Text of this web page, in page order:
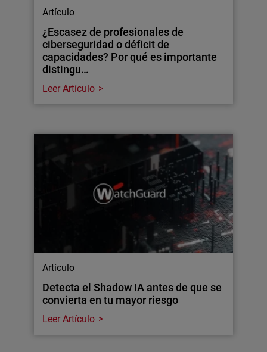
Artículo
¿Escasez de profesionales de
ciberseguridad o déficit de
capacidades? Por qué es importante
distingu…
Leer Artículo
Artículo
Detecta el Shadow IA antes de que se
convierta en tu mayor riesgo
Leer Artículo